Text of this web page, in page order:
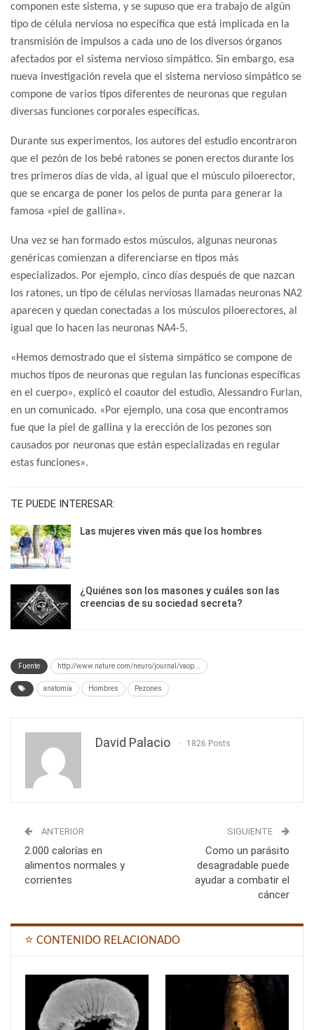
componen este sistema, y se supuso que era trabajo de algún
tipo de célula nerviosa no específica que está implicada en la
transmisión de impulsos a cada uno de los diversos órganos
afectados por el sistema nervioso simpático. Sin embargo, esa
nueva investigación revela que el sistema nervioso simpático se
compone de varios tipos diferentes de neuronas que regulan
diversas funciones corporales específicas.
Durante sus experimentos, los autores del estudio encontraron
que el pezón de los bebé ratones se ponen erectos durante los
tres primeros días de vida, al igual que el músculo piloerector,
que se encarga de poner los pelos de punta para generar la
famosa «piel de gallina».
Una vez se han formado estos músculos, algunas neuronas
genéricas comienzan a diferenciarse en tipos más
especializados. Por ejemplo, cinco días después de que nazcan
los ratones, un tipo de células nerviosas llamadas neuronas NA2
aparecen y quedan conectadas a los músculos piloerectores, al
igual que lo hacen las neuronas NA4-5.
«Hemos demostrado que el sistema simpático se compone de
muchos tipos de neuronas que regulan las funcionas específicas
en el cuerpo», explicó el coautor del estudio, Alessandro Furlan,
en un comunicado. «Por ejemplo, una cosa que encontramos
fue que la piel de gallina y la erección de los pezones son
causados por neuronas que están especializadas en regular
estas funciones».
TE PUEDE INTERESAR:
Las mujeres viven más que los hombres
¿Quiénes son los masones y cuáles son las
creencias de su sociedad secreta?
Fuente http://www.nature.com/neuro/journal/vaop...
anatomía Hombres Pezones
David Palacio 1826 Posts
ANTERIOR
2.000 calorías en
alimentos normales y
corrientes
SIGUIENTE
Como un parásito
desagradable puede
ayudar a combatir el
cáncer
⭐ CONTENIDO RELACIONADO